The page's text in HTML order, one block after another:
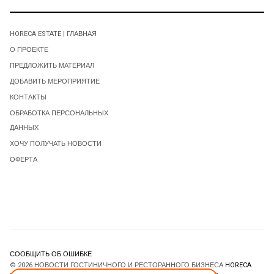
HORECA ESTATE | ГЛАВНАЯ
О ПРОЕКТЕ
ПРЕДЛОЖИТЬ МАТЕРИАЛ
ДОБАВИТЬ МЕРОПРИЯТИЕ
КОНТАКТЫ
ОБРАБОТКА ПЕРСОНАЛЬНЫХ
ДАННЫХ
ХОЧУ ПОЛУЧАТЬ НОВОСТИ
ОФЕРТА
СООБЩИТЬ ОБ ОШИБКЕ
© 2026 НОВОСТИ ГОСТИНИЧНОГО И РЕСТОРАННОГО БИЗНЕСА HORECA